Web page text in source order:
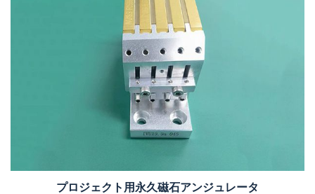
プロジェクト用永久磁石アンジュレータ